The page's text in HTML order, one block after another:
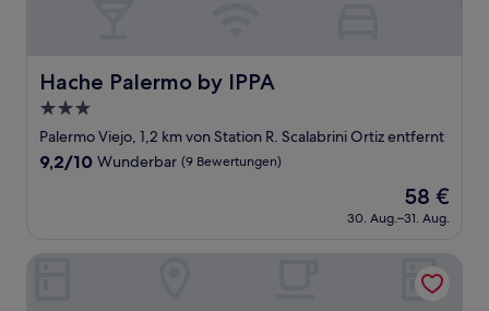
Hache Palermo by IPPA
Hache Palermo by IPPA
3.0-
Sterne-
Unterkunft
Palermo Viejo, 1,2 km von Station R. Scalabrini Ortiz entfernt
9.2
Bewertungen)
9,2/10 Wunderbar (9 Bewertungen)
Der
Preis
beträgt
58 €
30. Aug.–31. Aug.